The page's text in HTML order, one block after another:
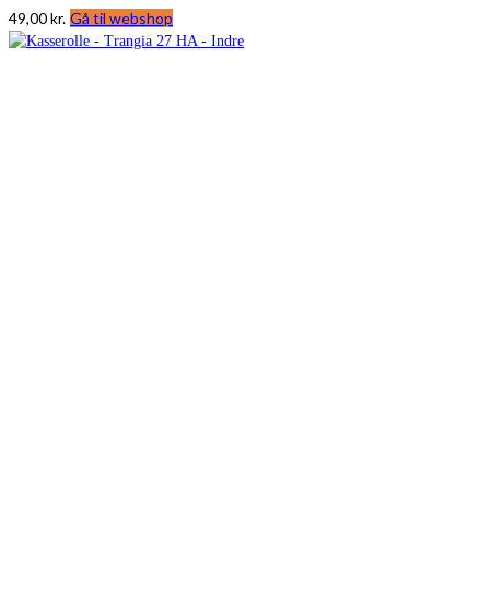
49,00kr. Gå til webshop